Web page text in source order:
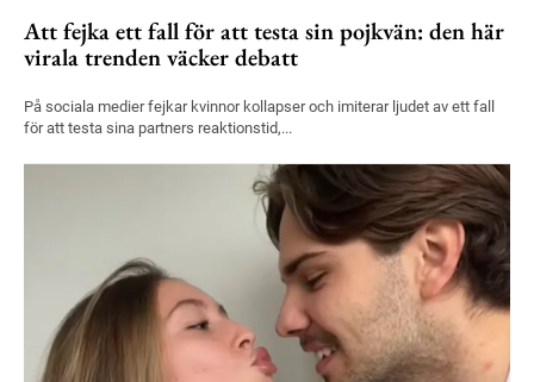
Att fejka ett fall för att testa sin pojkvän: den här
virala trenden väcker debatt
På sociala medier fejkar kvinnor kollapser och imiterar ljudet av ett fall
för att testa sina partners reaktionstid,...